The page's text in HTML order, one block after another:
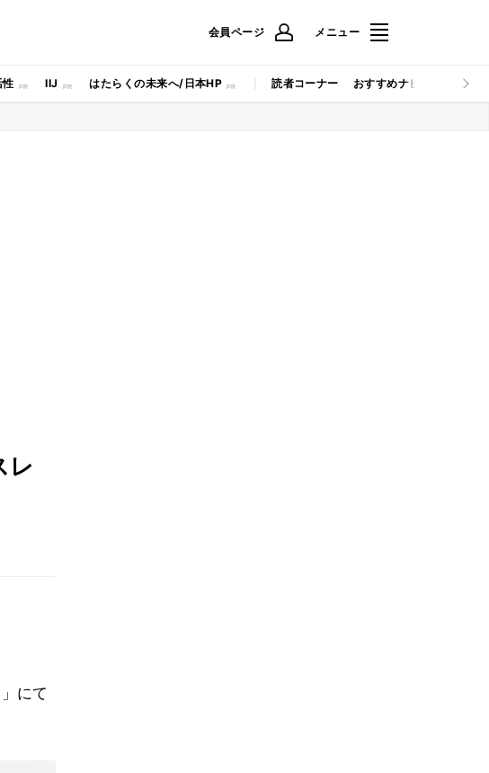
会員ページ メニュー
性 IIJ はたらくの未来へ/日本HP 読者コーナー おすすめナビ マイナビ
レ
にて